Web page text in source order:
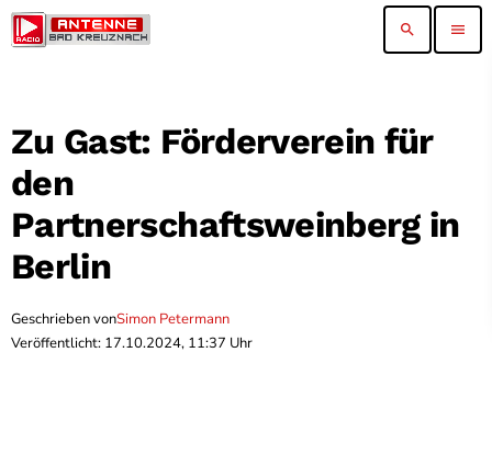
search menu
Zu Gast: Förderverein für
den
Partnerschaftsweinberg in
Berlin
Geschrieben vonSimon Petermann
Veröffentlicht: 17.10.2024, 11:37 Uhr